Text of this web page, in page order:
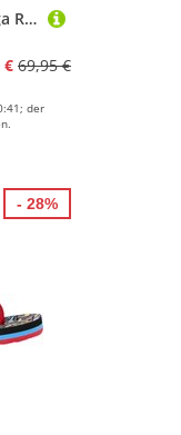
Schöffel Damen Style Pinega Radtrikot
€ 69,95 €
der
- 28%